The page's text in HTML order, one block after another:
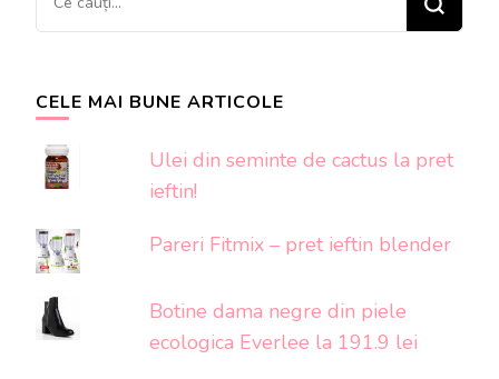
ceva?
CELE MAI BUNE ARTICOLE
Ulei din seminte de cactus la pret
ieftin!
Pareri Fitmix – pret ieftin blender
Botine dama negre din piele
ecologica Everlee la 191.9 lei